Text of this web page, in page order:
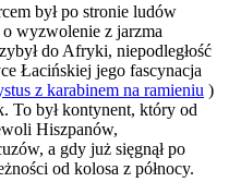
był po stronie ludów
wyzwolenie z jarzma
do Afryki, niepodległość
Łacińskiej jego fascynacja
z karabinem na ramieniu )
To był kontynent, który od
Hiszpanów,
a gdy już sięgnął po
od kolosa z północy.